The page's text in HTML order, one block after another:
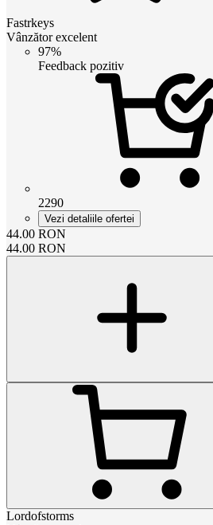
Fastrkeys
Vânzător excelent
97%
Feedback pozitiv
2290
Vezi detaliile ofertei
44.00 RON
44.00 RON
Lordofstorms